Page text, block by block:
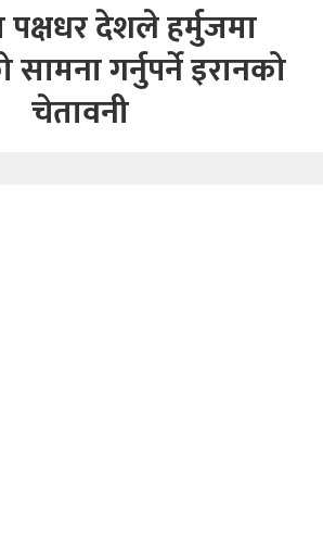
देशले हर्मुजमा
गर्नुपर्ने इरानको
चेतावनी